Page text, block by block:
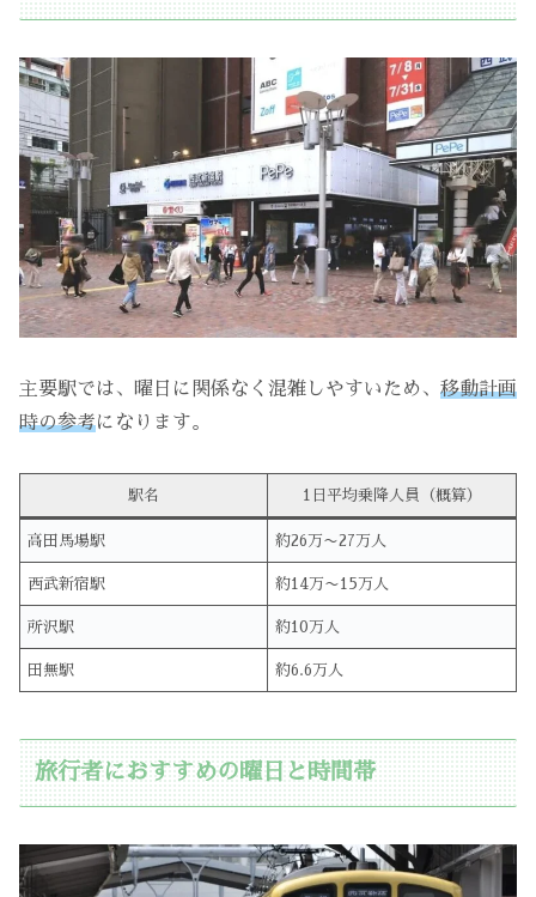
主要駅では、曜日に関係なく混雑しやすいため、 移動計画
時の参考になります。
駅名 1日平均乗降人員（概算）
高田馬場駅 約26万〜27万人
西武新宿駅 約14万〜15万人
所沢駅 約10万人
田無駅 約6.6万人
旅行者におすすめの曜日と時間帯